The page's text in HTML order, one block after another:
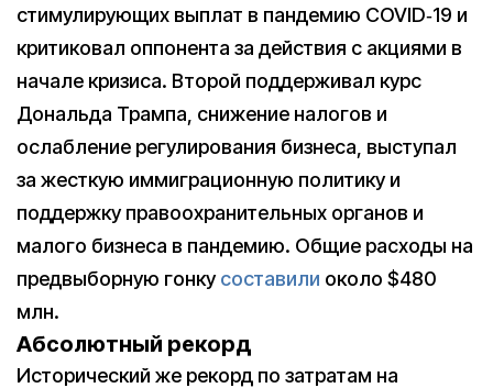
стимулирующих выплат в пандемию COVID‑19 и
критиковал оппонента за действия с акциями в
начале кризиса. Второй поддерживал курс
Дональда Трампа, снижение налогов и
ослабление регулирования бизнеса, выступал
за жесткую иммиграционную политику и
поддержку правоохранительных органов и
малого бизнеса в пандемию. Общие расходы на
предвыборную гонкусоставили около $480
млн.
Абсолютный рекорд
Исторический же рекорд по затратам на